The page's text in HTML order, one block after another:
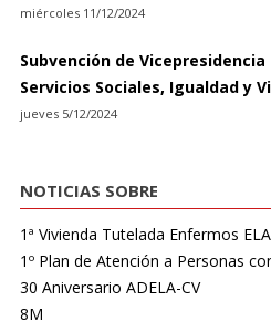
miércoles 11/12/2024
Subvención de
Servicios Sociales, Igualdad y
jueves 5/12/2024
NOTICIAS SOBRE
1ª Vivienda Tutelada Enfermos
1º Plan de Atención a Personas
30 Aniversario ADELA-CV
8M